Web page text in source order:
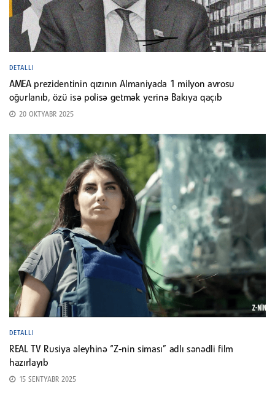
DETALLI
AMEA prezidentinin qızının Almaniyada 1 milyon avrosu
oğurlanıb, özü isə polisə getmək yerinə Bakıya qaçıb
20 OKTYABR 2025
DETALLI
REAL TV Rusiya əleyhinə “Z-nin siması” adlı sənədli film
hazırlayıb
15 SENTYABR 2025